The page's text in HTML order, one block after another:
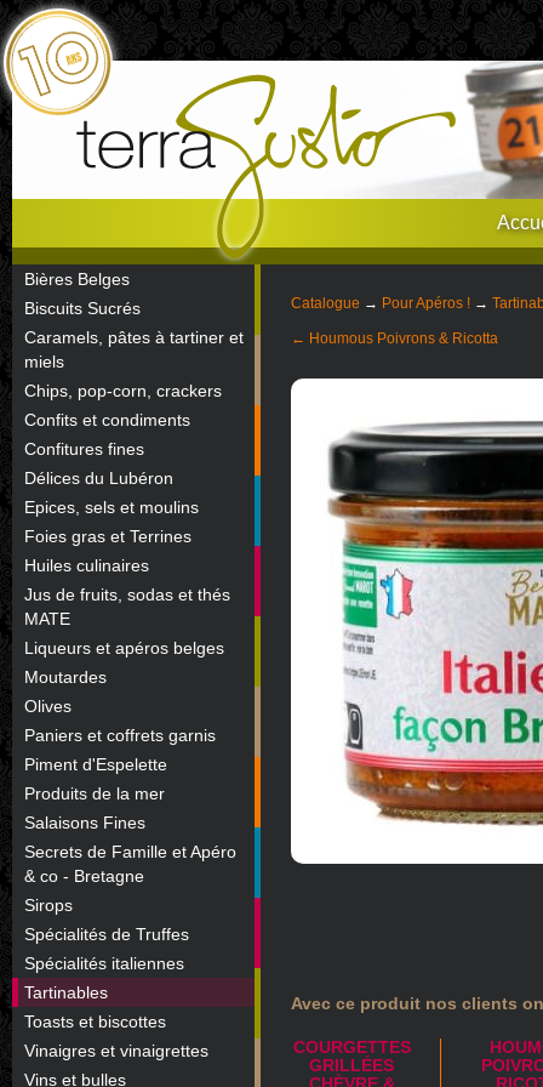
Bières Belges
Biscuits Sucrés
Caramels, pâtes à tartiner et
miels
Chips, pop-corn, crackers
Confits et condiments
Confitures fines
Délices du Lubéron
Epices, sels et moulins
Foies gras et Terrines
Huiles culinaires
Jus de fruits, sodas et thés
MATE
Liqueurs et apéros belges
Moutardes
Olives
Paniers et coffrets garnis
Piment d'Espelette
Produits de la mer
Salaisons Fines
Secrets de Famille et Apéro
& co - Bretagne
Sirops
Spécialités de Truffes
Spécialités italiennes
Tartinables
Toasts et biscottes
Vinaigres et vinaigrettes
Vins et bulles
Catalogue → Pour Apéros ! →
← Houmous Poivrons & Ricotta
Avec ce produit nos clients
COURGETTES
GRILLÉES